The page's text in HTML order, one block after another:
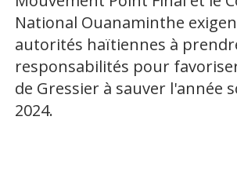
National Ouanaminthe
autorités haïtiennes à
responsabilités pour
de Gressier à sauver l'année
2024.